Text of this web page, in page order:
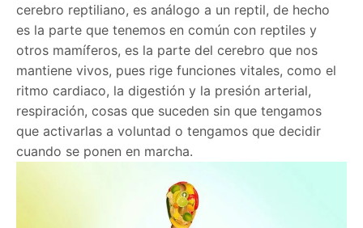
cerebro reptiliano, es análogo a un reptil, de hecho
es la parte que tenemos en común con reptiles y
otros mamíferos, es la parte del cerebro que nos
mantiene vivos, pues rige funciones vitales, como el
ritmo cardiaco, la digestión y la presión arterial,
respiración, cosas que suceden sin que tengamos
que activarlas a voluntad o tengamos que decidir
cuando se ponen en marcha.